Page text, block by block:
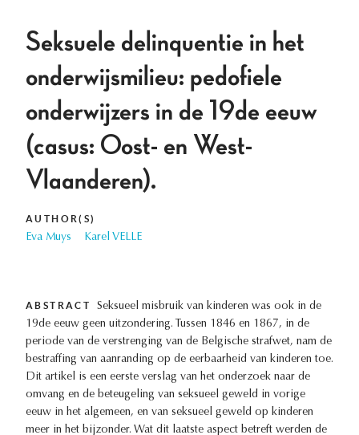
Seksuele delinquentie in het
onderwijsmilieu: pedofiele
onderwijzers in de 19de eeuw
(casus: Oost- en West-
Vlaanderen).
AUTHOR(S)
Eva Muys Karel VELLE
ABSTRACT
Seksueel misbruik van kinderen was ook in de
19de eeuw geen uitzondering. Tussen 1846 en 1867, in de
periode van de verstrenging van de Belgische strafwet, nam de
bestraffing van aanranding op de eerbaarheid van kinderen toe.
Dit artikel is een eerste verslag van het onderzoek naar de
omvang en de beteugeling van seksueel geweld in vorige
eeuw in het algemeen, en van seksueel geweld op kinderen
meer in het bijzonder. Wat dit laatste aspect betreft werden de